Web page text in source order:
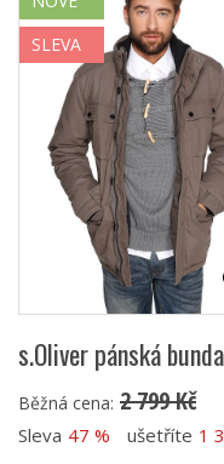
SLEVA
s.Oliver pánská
Běžná cena: 2 799 Kč
Sleva 47 % ušetříte 1